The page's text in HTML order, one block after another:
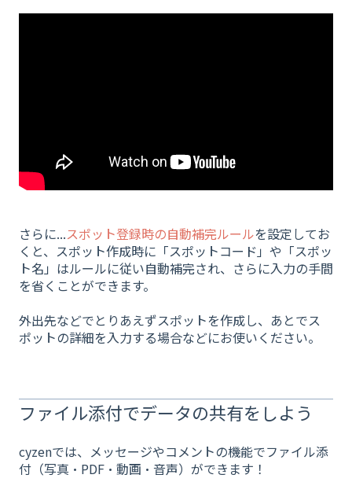
さらに...スポット登録時の自動補完ルールを設定してお
くと、スポット作成時に「スポットコード」や「スポッ
ト名」はルールに従い自動補完され、さらに入力の手間
を省くことができます。
外出先などでとりあえずスポットを作成し、あとでス
ポットの詳細を入力する場合などにお使いください。
ファイル添付でデータの共有をしよう
cyzenでは、メッセージやコメントの機能でファイル添
付（写真・PDF・動画・音声）ができます！